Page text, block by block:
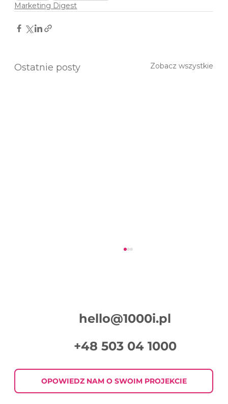
Marketing Digest
Ostatnie posty Zobacz wszystkie
Podsumowanie Tygodnia w Digital
Marketingu 2026-07-30
hello@1000i.pl
+48 503 04 1000
OPOWIEDZ NAM O SWOIM PROJEKCIE